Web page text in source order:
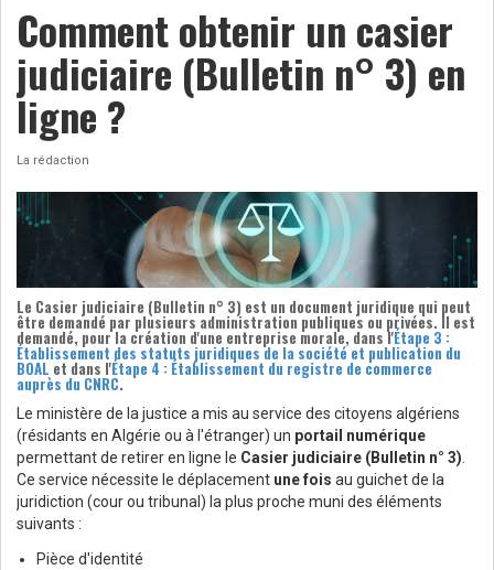
Comment obtenir un casier
judiciaire (Bulletin n° 3) en
ligne ?
La rédaction
Le Casier judiciaire (Bulletin n° 3) est un document juridique qui peut
être demandé par plusieurs administration publiques ou privées. Il est
demandé, pour la création d'une entreprise morale, dans l'Étape 3 :
Établissement des statuts juridiques de la société et publication du
BOAL et dans l'Étape 4 : Établissement du registre de commerce
auprès du CNRC.
Le ministère de la justice a mis au service des citoyens algériens
(résidants en Algérie ou à l'étranger) un portail numérique
permettant de retirer en ligne le Casier judiciaire (Bulletin n° 3)
Ce service nécessite le déplacement une fois au guichet de la
juridiction (cour ou tribunal) la plus proche muni des éléments
suivants :
Pièce d'identité